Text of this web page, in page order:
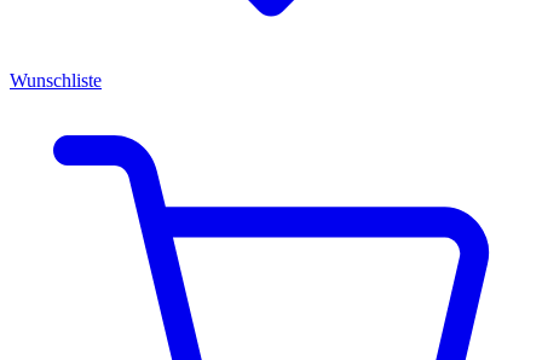
Wunschliste